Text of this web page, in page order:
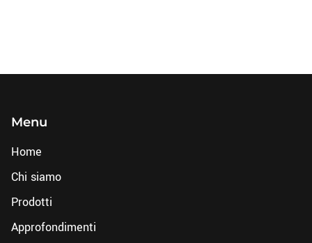
Menu
Home
Chi siamo
Prodotti
Approfondimenti